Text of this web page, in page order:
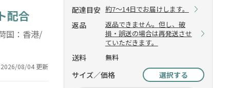
るものが一目でわかるランキング
配合
国：香港/
2026/08/04 更新
配達目安 約7～14日でお届けします。
返品
返品できません。但し、破
損・誤送の場合は再発送させ
ていただきます。
送料 無料
サイズ／価格 選択する